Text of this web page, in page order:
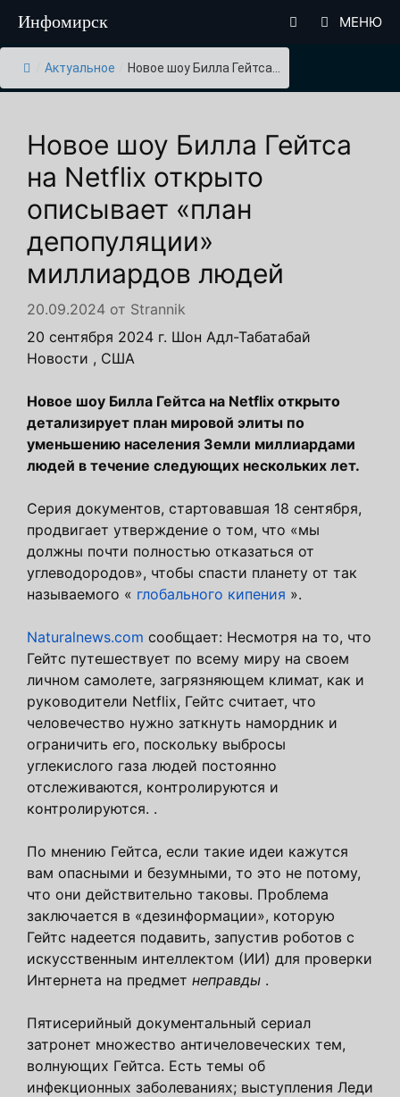
содержимому
Инфомирск МЕНЮ
Актуальное Новое шоу Билла Гейтса...
Новое шоу Билла Гейтса
на Netflix открыто
описывает «план
депопуляции»
миллиардов людей
20.09.2024 от Strannik
20 сентября 2024 г. Шон Адл-Табатабай
Новости , США
Новое шоу Билла Гейтса на Netflix открыто
детализирует план мировой элиты по
уменьшению населения Земли миллиардами
людей в течение следующих нескольких лет.
Серия документов, стартовавшая 18 сентября,
продвигает утверждение о том, что «мы
должны почти полностью отказаться от
углеводородов», чтобы спасти планету от так
называемого « глобального кипения ».
Naturalnews.com сообщает: Несмотря на то, что
Гейтс путешествует по всему миру на своем
личном самолете, загрязняющем климат, как и
руководители Netflix, Гейтс считает, что
человечество нужно заткнуть намордник и
ограничить его, поскольку выбросы
углекислого газа людей постоянно
отслеживаются, контролируются и
контролируются. .
По мнению Гейтса, если такие идеи кажутся
вам опасными и безумными, то это не потому,
что они действительно таковы. Проблема
заключается в «дезинформации», которую
Гейтс надеется подавить, запустив роботов с
искусственным интеллектом (ИИ) для проверки
Интернета на предмет неправды .
Пятисерийный документальный сериал
затронет множество античеловеческих тем,
волнующих Гейтса. Есть темы об
инфекционных заболеваниях; выступления Леди